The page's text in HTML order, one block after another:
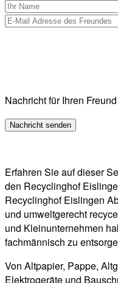
Nachricht für Ihren Freund
Erfahren Sie auf dieser
den Recyclinghof
Recyclinghof Eislingen
und umweltgerecht
und Kleinunternehmen
fachmännisch zu
Von Altpapier, Pappe,
Elektrogeräte und